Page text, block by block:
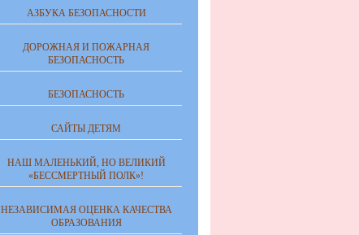
АЗБУКА БЕЗОПАСНОСТИ
ДОРОЖНАЯ И ПОЖАРНАЯ
БЕЗОПАСНОСТЬ
БЕЗОПАСНОСТЬ
САЙТЫ ДЕТЯМ
НАШ МАЛЕНЬКИЙ, НО ВЕЛИКИЙ
«БЕССМЕРТНЫЙ ПОЛК»!
НЕЗАВИСИМАЯ ОЦЕНКА КАЧЕСТВА
ОБРАЗОВАНИЯ